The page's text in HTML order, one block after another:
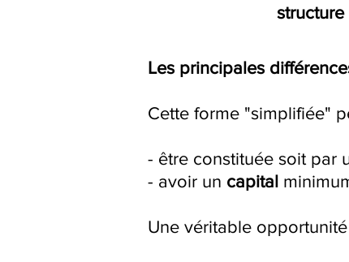
Les principales
Cette forme "simplifiée"
- être constituée soit par
- avoir un capital
Une véritable